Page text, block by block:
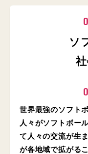
ソ
世界最強のソフト
人々がソフトボー
て人々の交流が生ま
が各地域で拡がる